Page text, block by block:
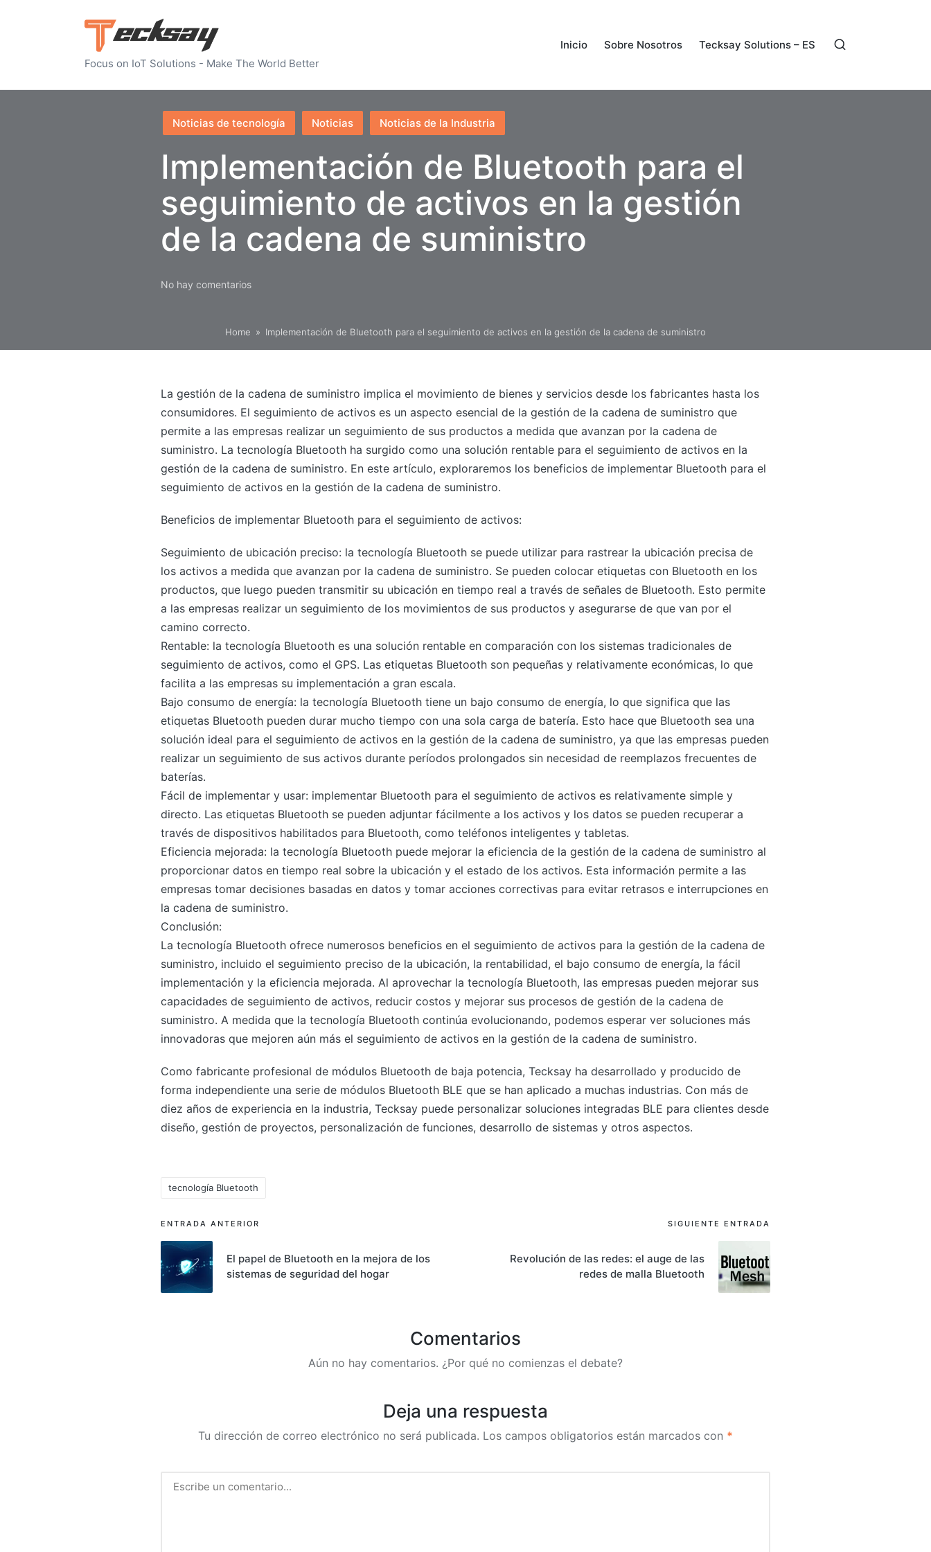
Focus on IoT Solutions - Make The World Better
Inicio Sobre Nosotros Tecksay Solutions – ES
Publicado
en
Noticias de tecnología Noticias Noticias de la Industria
Implementación de Bluetooth para el
seguimiento de activos en la gestión
de la cadena de suministro
No hay comentarios
Home » Implementación de Bluetooth para el seguimiento de activos en la gestión de la cadena de suministro
La gestión de la cadena de suministro implica el movimiento de bienes y servicios desde los fabricantes hasta los
consumidores. El seguimiento de activos es un aspecto esencial de la gestión de la cadena de suministro que
permite a las empresas realizar un seguimiento de sus productos a medida que avanzan por la cadena de
suministro. La tecnología Bluetooth ha surgido como una solución rentable para el seguimiento de activos en la
gestión de la cadena de suministro. En este artículo, exploraremos los beneficios de implementar Bluetooth para el
seguimiento de activos en la gestión de la cadena de suministro.
Beneficios de implementar Bluetooth para el seguimiento de activos:
Seguimiento de ubicación preciso: la tecnología Bluetooth se puede utilizar para rastrear la ubicación precisa de
los activos a medida que avanzan por la cadena de suministro. Se pueden colocar etiquetas con Bluetooth en los
productos, que luego pueden transmitir su ubicación en tiempo real a través de señales de Bluetooth. Esto permite
a las empresas realizar un seguimiento de los movimientos de sus productos y asegurarse de que van por el
camino correcto.
Rentable: la tecnología Bluetooth es una solución rentable en comparación con los sistemas tradicionales de
seguimiento de activos, como el GPS. Las etiquetas Bluetooth son pequeñas y relativamente económicas, lo que
facilita a las empresas su implementación a gran escala.
Bajo consumo de energía: la tecnología Bluetooth tiene un bajo consumo de energía, lo que significa que las
etiquetas Bluetooth pueden durar mucho tiempo con una sola carga de batería. Esto hace que Bluetooth sea una
solución ideal para el seguimiento de activos en la gestión de la cadena de suministro, ya que las empresas pueden
realizar un seguimiento de sus activos durante períodos prolongados sin necesidad de reemplazos frecuentes de
baterías.
Fácil de implementar y usar: implementar Bluetooth para el seguimiento de activos es relativamente simple y
directo. Las etiquetas Bluetooth se pueden adjuntar fácilmente a los activos y los datos se pueden recuperar a
través de dispositivos habilitados para Bluetooth, como teléfonos inteligentes y tabletas.
Eficiencia mejorada: la tecnología Bluetooth puede mejorar la eficiencia de la gestión de la cadena de suministro al
proporcionar datos en tiempo real sobre la ubicación y el estado de los activos. Esta información permite a las
empresas tomar decisiones basadas en datos y tomar acciones correctivas para evitar retrasos e interrupciones en
la cadena de suministro.
Conclusión:
La tecnología Bluetooth ofrece numerosos beneficios en el seguimiento de activos para la gestión de la cadena de
suministro, incluido el seguimiento preciso de la ubicación, la rentabilidad, el bajo consumo de energía, la fácil
implementación y la eficiencia mejorada. Al aprovechar la tecnología Bluetooth, las empresas pueden mejorar sus
capacidades de seguimiento de activos, reducir costos y mejorar sus procesos de gestión de la cadena de
suministro. A medida que la tecnología Bluetooth continúa evolucionando, podemos esperar ver soluciones más
innovadoras que mejoren aún más el seguimiento de activos en la gestión de la cadena de suministro.
Como fabricante profesional de módulos Bluetooth de baja potencia, Tecksay ha desarrollado y producido de
forma independiente una serie de módulos Bluetooth BLE que se han aplicado a muchas industrias. Con más de
diez años de experiencia en la industria, Tecksay puede personalizar soluciones integradas BLE para clientes desde
diseño, gestión de proyectos, personalización de funciones, desarrollo de sistemas y otros aspectos.
Etiquetas:
tecnología Bluetooth
Navegación
de
entradas
ENTRADA ANTERIOR
El papel de Bluetooth en la mejora de los
sistemas de seguridad del hogar
SIGUIENTE ENTRADA
Revolución de las redes: el auge de las
redes de malla Bluetooth
Comentarios
Aún no hay comentarios. ¿Por qué no comienzas el debate?
Deja una respuesta
Tu dirección de correo electrónico no será publicada. Los campos obligatorios están marcados con *